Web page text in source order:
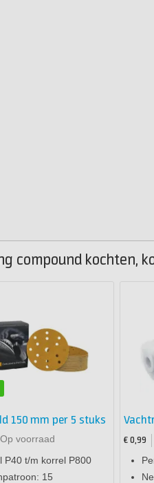
compound kochten,
150 mm per 5 stuks
Op voorraad
P40 t/m korrel P800
15
€ 0,99